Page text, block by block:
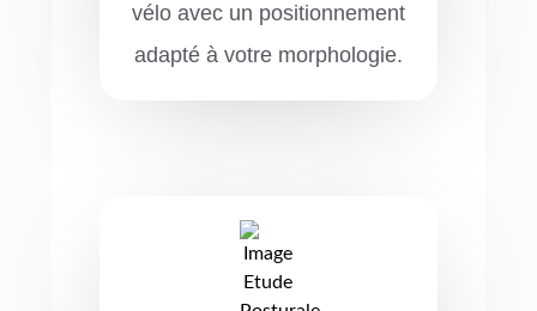
vélo avec un positionnement
adapté à votre morphologie.